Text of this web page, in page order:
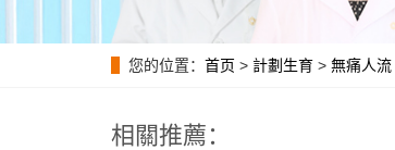
您的位置： 首页 > 計劃生育 > 無痛人流
相關推薦：